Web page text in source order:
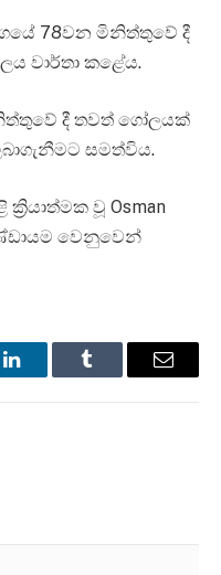
78වන මිනිත්තුවේ දී
වාර්තා කළේය.
දී තවත් ගෝලයක්
සමත්විය.
වූ Osman
වෙනුවෙන්
LinkedInTumblr Email